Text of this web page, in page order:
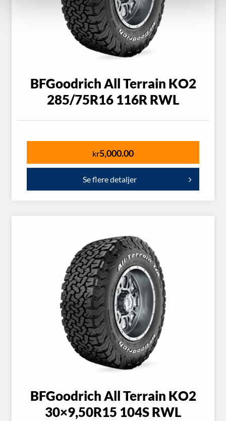
BFGoodrich All Terrain KO2
285/75R16 116R RWL
kr5,000.00
Se flere detaljer
BFGoodrich All Terrain KO2
30×9,50R15 104S RWL